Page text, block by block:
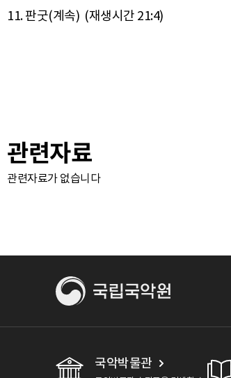
관련자료
관련자료가 없습니다
국악박물관